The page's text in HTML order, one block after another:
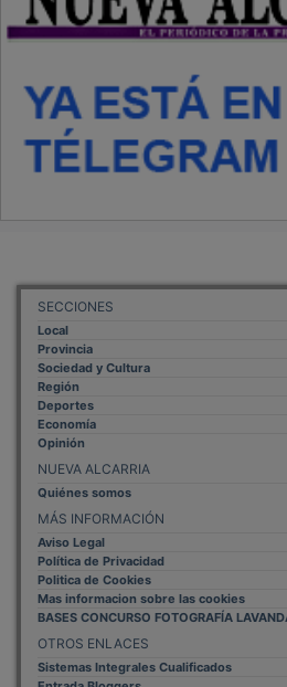
SECCIONES
Local
Provincia
Sociedad y Cultura
Región
Deportes
Economía
Opinión
NUEVA ALCARRIA
Quiénes somos
MÁS INFORMACIÓN
Aviso Legal
Política de Privacidad
Politica de Cookies
Mas informacion sobre las cookies
BASES CONCURSO FOTOGRAFÍA LAVANDA
OTROS ENLACES
Sistemas Integrales Cualificados
Entrada Bloggers